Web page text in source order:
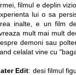
filmul e deplin
lui o sa
inalte, e un film
mult mai mult
demoni sau
celalat vine cu
Edit: desi filmul